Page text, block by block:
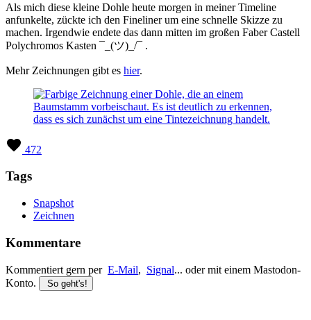
Als mich diese kleine Dohle heute morgen in meiner Timeline
anfunkelte, zückte ich den Fineliner um eine schnelle Skizze zu
machen. Irgendwie endete das dann mitten im großen Faber Castell
Polychromos Kasten ¯_(ツ)_/¯ .
Mehr Zeichnungen gibt es hier.
472
Tags
Snapshot
Zeichnen
Kommentare
Kommentiert gern per E-Mail, Signal... oder mit einem Mastodon-
Konto.
So geht's!